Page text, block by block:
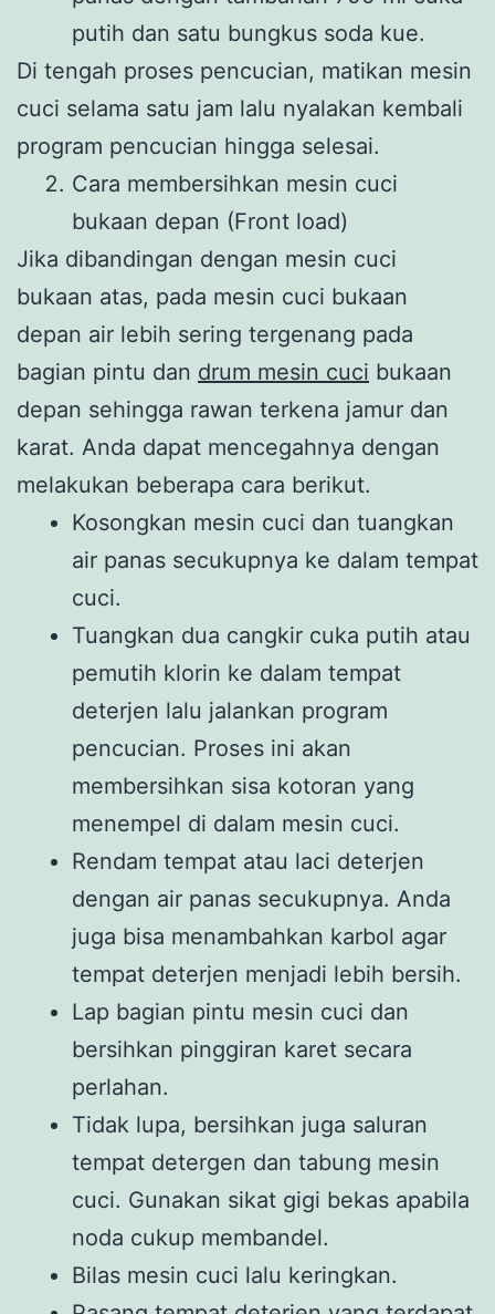
putih dan satu bungkus soda kue.
Di tengah proses pencucian, matikan mesin
cuci selama satu jam lalu nyalakan kembali
program pencucian hingga selesai.
Cara membersihkan mesin cuci
bukaan depan (Front load)
Jika dibandingan dengan mesin cuci
bukaan atas, pada mesin cuci bukaan
depan air lebih sering tergenang pada
bagian pintu dan drum mesin cuci bukaan
depan sehingga rawan terkena jamur dan
karat. Anda dapat mencegahnya dengan
melakukan beberapa cara berikut.
Kosongkan mesin cuci dan tuangkan
air panas secukupnya ke dalam tempat
cuci.
Tuangkan dua cangkir cuka putih atau
pemutih klorin ke dalam tempat
deterjen lalu jalankan program
pencucian. Proses ini akan
membersihkan sisa kotoran yang
menempel di dalam mesin cuci.
Rendam tempat atau laci deterjen
dengan air panas secukupnya. Anda
juga bisa menambahkan karbol agar
tempat deterjen menjadi lebih bersih.
Lap bagian pintu mesin cuci dan
bersihkan pinggiran karet secara
perlahan.
Tidak lupa, bersihkan juga saluran
tempat detergen dan tabung mesin
cuci. Gunakan sikat gigi bekas apabila
noda cukup membandel.
Bilas mesin cuci lalu keringkan.